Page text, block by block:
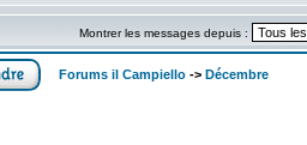
Montrer les messages depuis :
Forums il Campiello -> Décembre